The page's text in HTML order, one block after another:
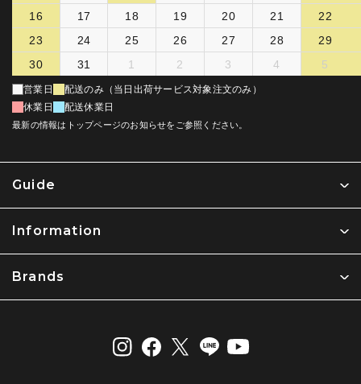
Guide
Information
Brands
16
17 18 19 20 21
22
23
24 25 26 27 28
29
30
31 1 2 3 4 5
営業日
配送のみ（当日出荷サービス対象注文のみ）
休業日
配送休業日
最新の情報はトップページのお知らせをご参照ください。